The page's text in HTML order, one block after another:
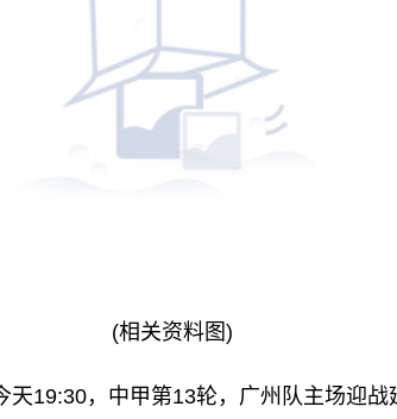
(相关资料图)
天19:30，中甲第13轮，广州队主场迎